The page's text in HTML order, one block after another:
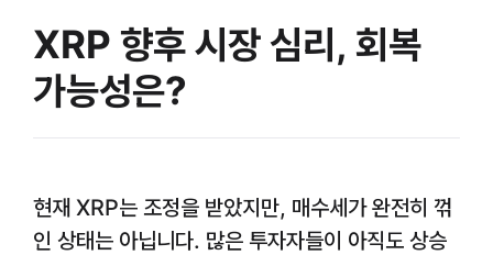
XRP 향후 시장 심리, 회복
가능성은?
현재 XRP는 조정을 받았지만, 매수세가 완전히 꺾
인 상태는 아닙니다. 많은 투자자들이 아직도 상승